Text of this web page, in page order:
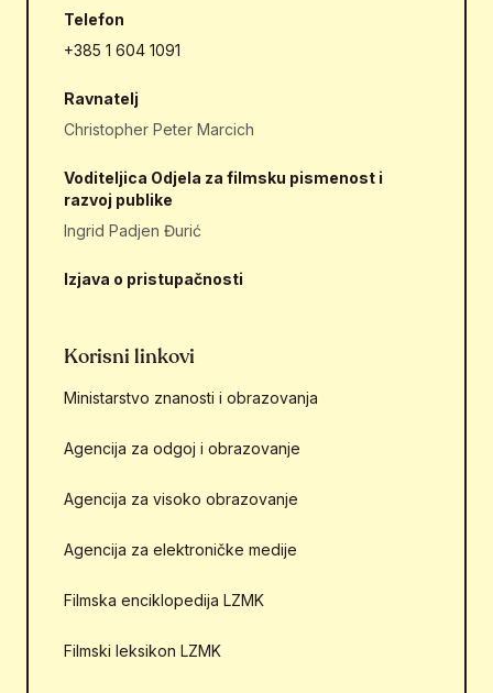
Telefon
+385 1 604 1091
Ravnatelj
Christopher Peter Marcich
Voditeljica Odjela za filmsku pismenost i
razvoj publike
Ingrid Padjen Đurić
Izjava o pristupačnosti
Korisni linkovi
Ministarstvo znanosti i obrazovanja
Agencija za odgoj i obrazovanje
Agencija za visoko obrazovanje
Agencija za elektroničke medije
Filmska enciklopedija LZMK
Filmski leksikon LZMK